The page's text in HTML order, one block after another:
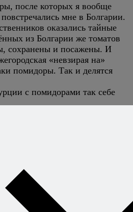
после которых я вообще
мне в Болгарии.
оказались тайные
из Болгарии же томатов
сохранены и посажены. И
«невзирая на»
помидоры. Так и делятся
с помидорами так себе
от родных про помидоры
поколении дали очень
области, а уже во
же, как и все остальные
Ответить